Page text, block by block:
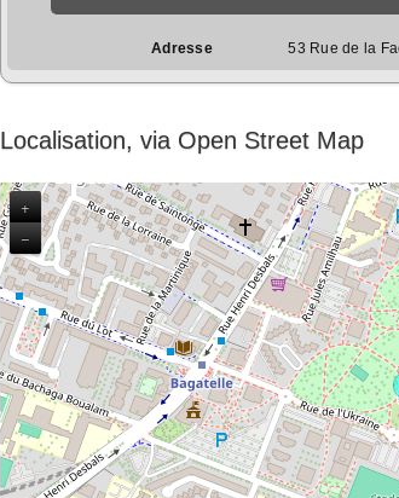
Adresse 53 Rue de la
Localisation, via Open Street Map
+
−